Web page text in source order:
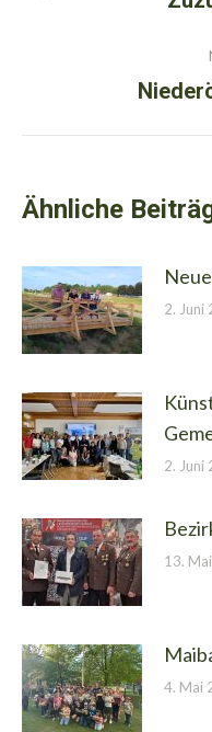
Ähnliche
2. Juni
2. Juni
13.
4. Mai